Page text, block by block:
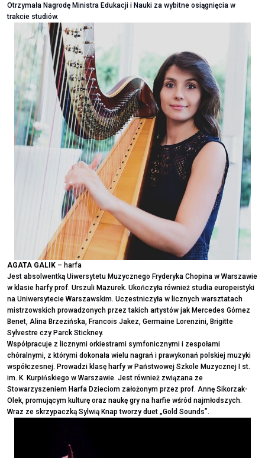
Otrzymała Nagrodę Ministra Edukacji i Nauki za wybitne osiągnięcia w
trakcie studiów.
AGATA GALIK – harfa
Jest absolwentką Uiwersytetu Muzycznego Fryderyka Chopina w Warszawie
w klasie harfy prof. Urszuli Mazurek. Ukończyła również studia europeistyki
na Uniwersytecie Warszawskim. Uczestniczyła w licznych warsztatach
mistrzowskich prowadzonych przez takich artystów jak Mercedes Gómez
Benet, Alina Brzezińska, Francois Jakez, Germaine Lorenzini, Brigitte
Sylvestre czy Parck Stickney.
Współpracuje z licznymi orkiestrami symfonicznymi i zespołami
chóralnymi, z którymi dokonała wielu nagrań i prawykonań polskiej muzyki
współczesnej. Prowadzi klasę harfy w Państwowej Szkole Muzycznej I st.
im. K. Kurpińskiego w Warszawie. Jest również związana ze
Stowarzyszeniem Harfa Dzieciom założonym przez prof. Annę Sikorzak-
Olek, promującym kulturę oraz naukę gry na harfie wśród najmłodszych.
Wraz ze skrzypaczką Sylwią Knap tworzy duet „Gold Sounds”.